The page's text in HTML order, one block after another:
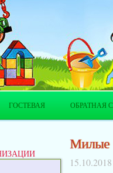
ГОСТЕВАЯ ОБРАТНАЯ
Милые
15.10.2018